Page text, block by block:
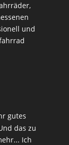
und
gutes
das zu
Ich